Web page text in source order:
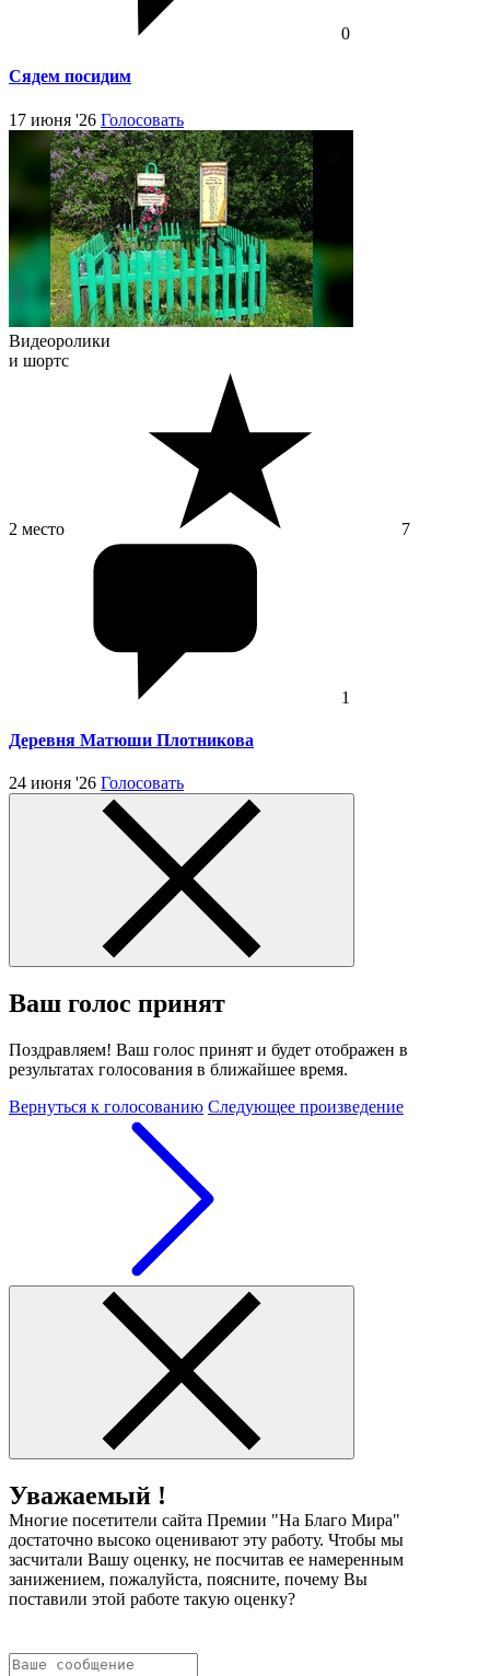
0
Сядем посидим
17 июня '26 Голосовать
Видеоролики
и шортс
2 место 7
1
Деревня Матюши Плотникова
24 июня '26 Голосовать
Ваш голос принят
Поздравляем! Ваш голос принят и будет отображен в
результатах голосования в ближайшее время.
Вернуться к голосованию Следующее произведение
Уважаемый !
Многие посетители сайта Премии "На Благо Мира"
достаточно высоко оценивают эту работу. Чтобы мы
засчитали Вашу оценку, не посчитав ее намеренным
занижением, пожалуйста, поясните, почему Вы
поставили этой работе такую оценку?